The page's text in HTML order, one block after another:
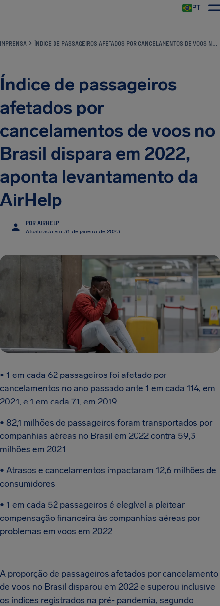
PT
IMPRENSA ÍNDICE DE PASSAGEIROS AFETADOS POR CANCELAMENTOS DE VOOS NO BRASIL DISPARA EM 2022, APONTA LEVANTAMENTO DA AIRHELP
Índice de passageiros
afetados por
cancelamentos de voos no
Brasil dispara em 2022,
aponta levantamento da
AirHelp
POR AIRHELP
Atualizado em 31 de janeiro de 2023
• 1 em cada 62 passageiros foi afetado por
cancelamentos no ano passado ante 1 em cada 114, em
2021, e 1 em cada 71, em 2019
• 82,1 milhões de passageiros foram transportados por
companhias aéreas no Brasil em 2022 contra 59,3
milhões em 2021
• Atrasos e cancelamentos impactaram 12,6 milhões de
consumidores
• 1 em cada 52 passageiros é elegível a pleitear
compensação financeira às companhias aéreas por
problemas em voos em 2022
A proporção de passageiros afetados por cancelamento
de voos no Brasil disparou em 2022 e superou inclusive
os índices registrados na pré- pandemia, segundo